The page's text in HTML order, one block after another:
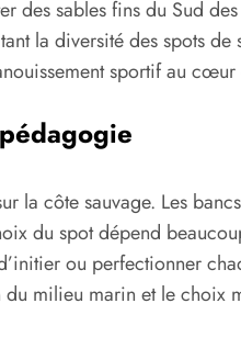
des sables fins du Sud
la diversité des spots
sportif au
la côte sauvage. Les
du spot dépend
ou perfectionner
milieu marin et le choix